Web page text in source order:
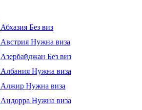
Абхазия Без виз
Австрия Нужна виза
Азербайджан Без виз
Албания Нужна виза
Алжир Нужна виза
Андорра Нужна виза